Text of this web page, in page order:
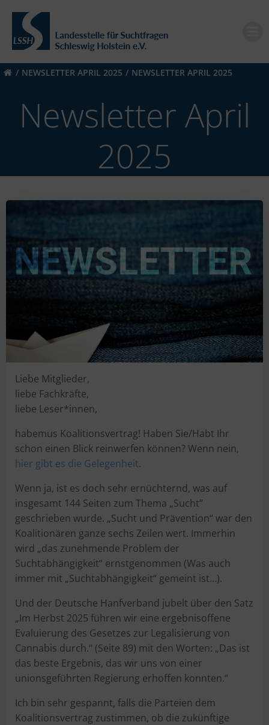
springen
NEWSLETTER APRIL 2025 NEWSLETTER APRIL 2025
Newsletter April
2025
Liebe Mitglieder,
liebe Fachkräfte,
liebe Leser*innen,
habemus Koalitionsvertrag! Haben Sie/Habt Ihr
schon einen Blick reinwerfen können? Wenn nein,
hier gibt es die Gelegenheit.
Wenn ja, ist es doch sehr ernüchternd, was auf
insgesamt 144 Seiten zum Thema „Sucht“
geschrieben wurde. „Sucht und Prävention“ war den
Koalitionären ganze sechs Zeilen wert. Immerhin
wird „das zunehmende Problem der
Suchtabhängigkeit“ ernstgenommen (Was auch
immer mit „Suchtabhängigkeit“ gemeint ist…).
Und der Deutsche Hanfverband jubelt über den Satz
„Im Herbst 2025 führen wir eine ergebnisoffene
Evaluierung des Gesetzes zur Legalisierung von
Cannabis durch.“ (Seite 89) mit den Worten: „Das ist
das beste Ergebnis, das wir uns von einer
unionsgeführten Regierung erhoffen konnten.“
Ich bin sehr gespannt, falls die Parteien dem
Koalitionsvertrag zustimmen, ob die zukünftige